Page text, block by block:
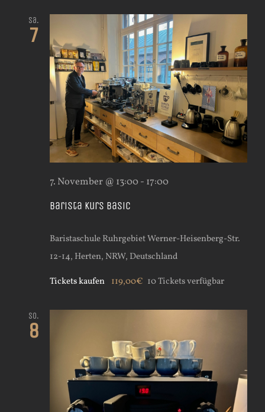
Sa.
7
Barista Kurs Basic
7. November @ 13:00- 17:00
Baristaschule RuhrgebietWerner-Heisenberg-Str.
12-14, Herten, NRW, Deutschland
Tickets kaufen 119,00€ 10 Tickets verfügbar
So.
8